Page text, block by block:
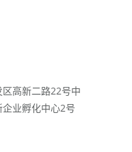
高新二路22号中
业孵化中心2号